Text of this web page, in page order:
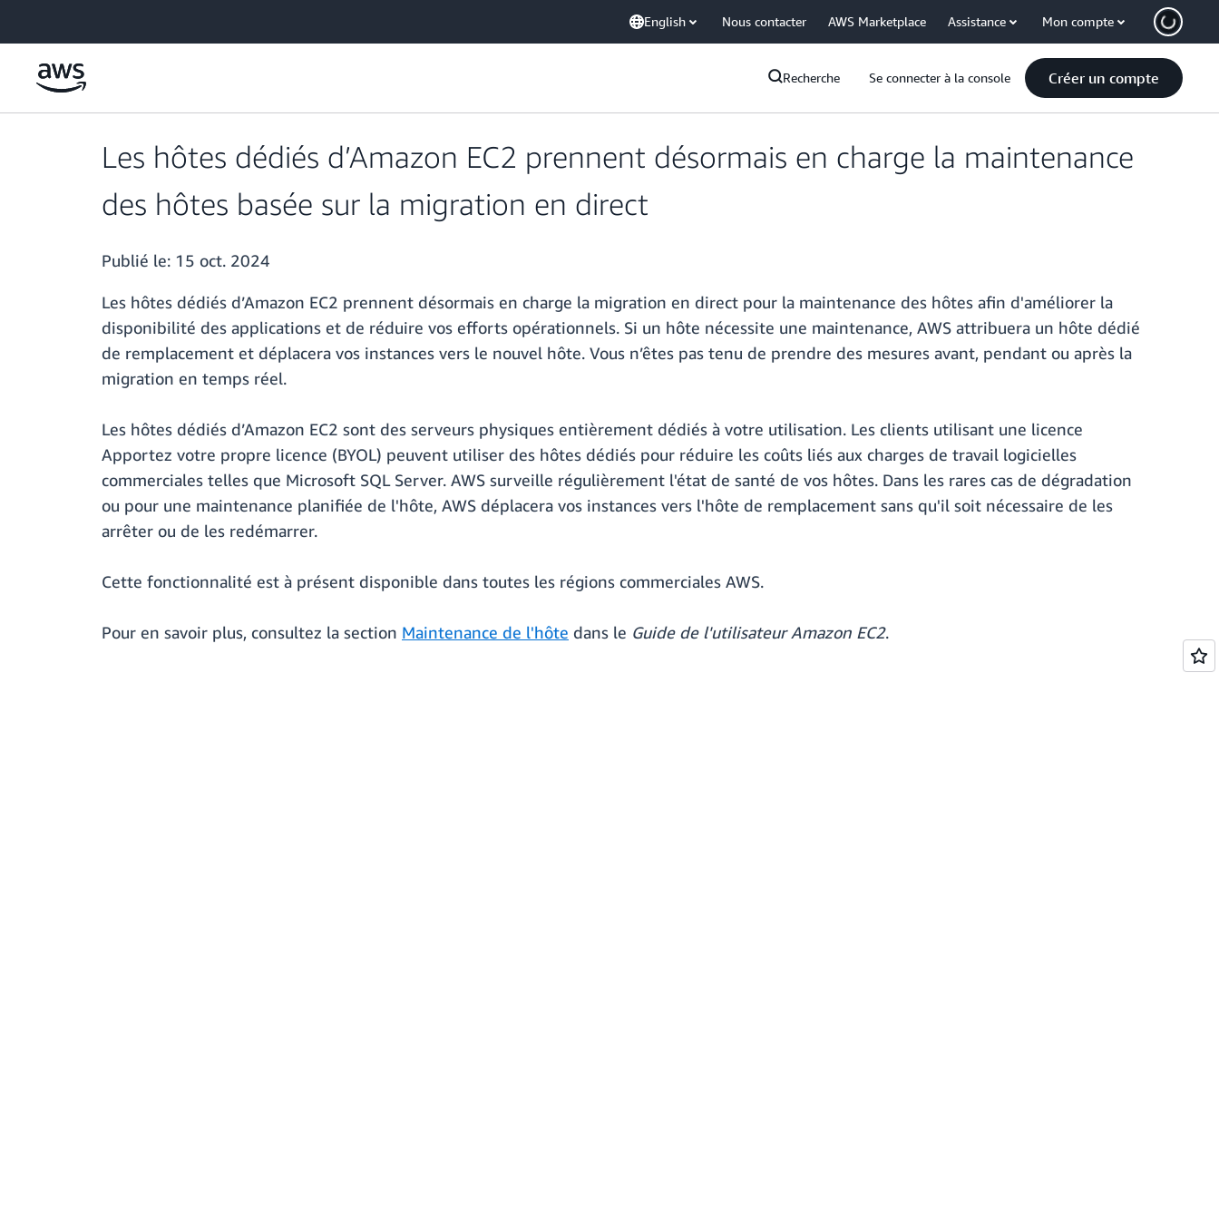
English Nous contacter AWS Marketplace Assistance Mon compte
Recherche Se connecter à la console Créer un compte
Les hôtes dédiés d’Amazon EC2 prennent désormais en charge la maintenance
des hôtes basée sur la migration en direct
Publié le: 15 oct. 2024
Les hôtes dédiés d’Amazon EC2 prennent désormais en charge la migration en direct pour la maintenance des hôtes afin d'améliorer la
disponibilité des applications et de réduire vos efforts opérationnels. Si un hôte nécessite une maintenance, AWS attribuera un hôte dédié
de remplacement et déplacera vos instances vers le nouvel hôte. Vous n’êtes pas tenu de prendre des mesures avant, pendant ou après la
migration en temps réel.
Les hôtes dédiés d’Amazon EC2 sont des serveurs physiques entièrement dédiés à votre utilisation. Les clients utilisant une licence
Apportez votre propre licence (BYOL) peuvent utiliser des hôtes dédiés pour réduire les coûts liés aux charges de travail logicielles
commerciales telles que Microsoft SQL Server. AWS surveille régulièrement l'état de santé de vos hôtes. Dans les rares cas de dégradation
ou pour une maintenance planifiée de l'hôte, AWS déplacera vos instances vers l'hôte de remplacement sans qu'il soit nécessaire de les
arrêter ou de les redémarrer.
Cette fonctionnalité est à présent disponible dans toutes les régions commerciales AWS.
Pour en savoir plus, consultez la section Maintenance de l'hôte dans le Guide de l'utilisateur Amazon EC2.